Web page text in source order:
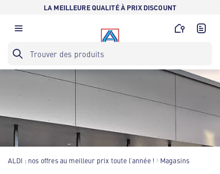
LA MEILLEURE QUALITÉ À PRIX DISCOUNT
ALDI : nos offres au meilleur prix toute l’année ! Magasins